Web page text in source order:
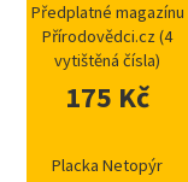
Předplatné magazínu
Přírodovědci.cz (4
vytištěná čísla)
175 Kč
Placka Netopýr